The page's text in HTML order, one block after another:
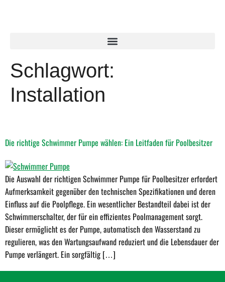
Schlagwort:
Installation
Die richtige Schwimmer Pumpe wählen: Ein Leitfaden für Poolbesitzer
Die Auswahl der richtigen Schwimmer Pumpe für Poolbesitzer erfordert
Aufmerksamkeit gegenüber den technischen Spezifikationen und deren
Einfluss auf die Poolpflege. Ein wesentlicher Bestandteil dabei ist der
Schwimmerschalter, der für ein effizientes Poolmanagement sorgt.
Dieser ermöglicht es der Pumpe, automatisch den Wasserstand zu
regulieren, was den Wartungsaufwand reduziert und die Lebensdauer der
Pumpe verlängert. Ein sorgfältig […]